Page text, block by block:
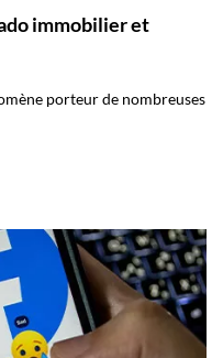
immobilier et
porteur de nombreuses